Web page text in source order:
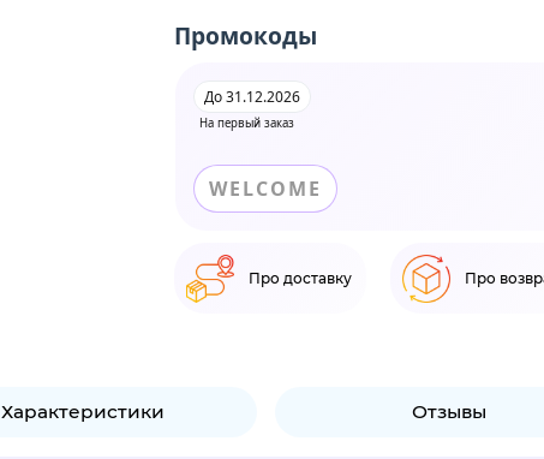
Промокоды
На первый заказ
До 31.12.2026
WELCOME
Про доставку Про
Характеристики Отзывы